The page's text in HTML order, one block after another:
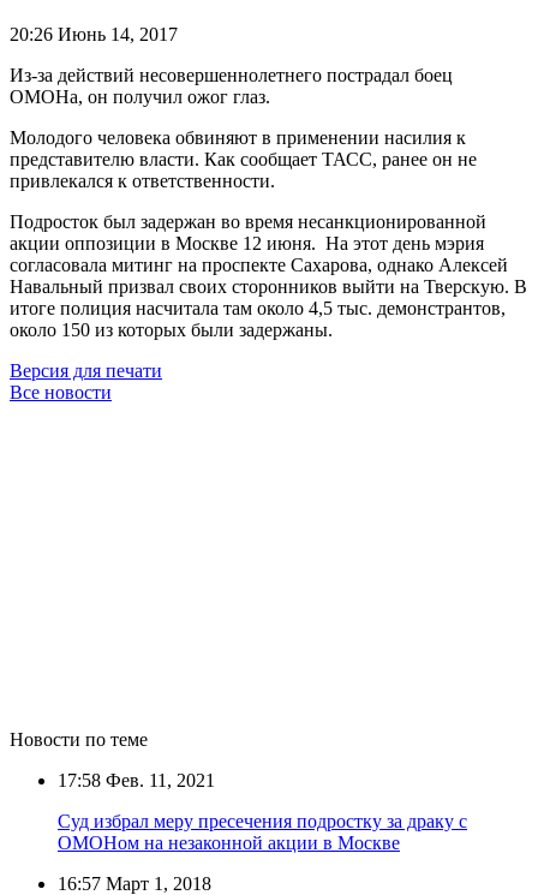
20:26 Июнь 14, 2017
Из-за действий несовершеннолетнего пострадал боец
ОМОНа, он получил ожог глаз.
Молодого человека обвиняют в применении насилия к
представителю власти. Как сообщает ТАСС, ранее он не
привлекался к ответственности.
Подросток был задержан во время несанкционированной
акции оппозиции в Москве 12 июня. На этот день мэрия
согласовала митинг на проспекте Сахарова, однако Алексей
Навальный призвал своих сторонников выйти на Тверскую. В
итоге полиция насчитала там около 4,5 тыс. демонстрантов,
около 150 из которых были задержаны.
Версия для печати
Все новости
Новости по теме
17:58 Фев. 11, 2021
Суд избрал меру пресечения подростку за драку с
ОМОНом на незаконной акции в Москве
16:57 Март 1, 2018